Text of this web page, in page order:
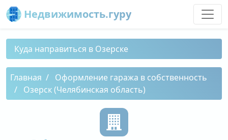
Недвижимость.гуру
Куда направиться в Озерске
Главная
Оформление гаража в собственность
Озерск (Челябинская область)